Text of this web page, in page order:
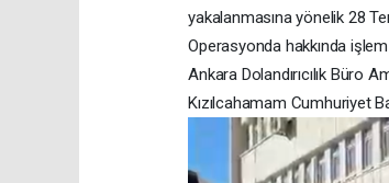
yakalanmasına yönelik 28
Operasyonda hakkında
Ankara Dolandırıcılık Büro
Kızılcahamam Cumhuriyet